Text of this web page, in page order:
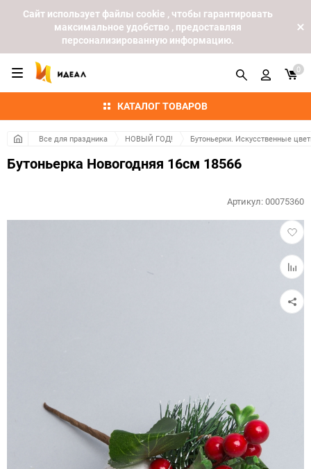
Cайт использует файлы cookie , чтобы гарантировать
максимальное удобство , предоставляя
персонализированную информацию.
КАТАЛОГ ТОВАРОВ
0
Все для праздника НОВЫЙ ГОД! Бутоньерки. Искусственные
Бутоньерка Новогодняя 16см 18566
в
к
Артикул:00075360